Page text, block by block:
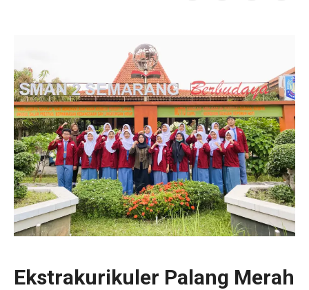
Ekstrakurikuler Palang Merah